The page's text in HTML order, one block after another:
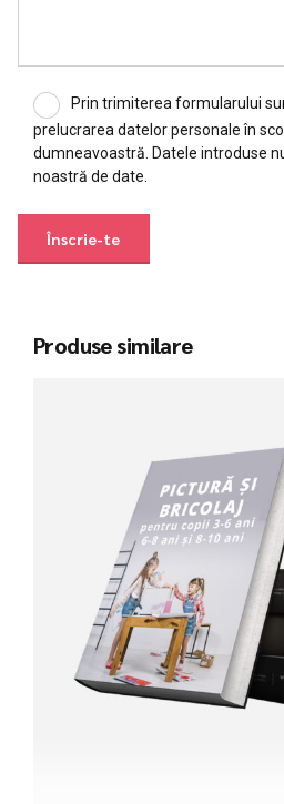
Prin trimiterea formularului
prelucrarea datelor personale în
dumneavoastră. Datele introduse
noastră de date.
Produse similare